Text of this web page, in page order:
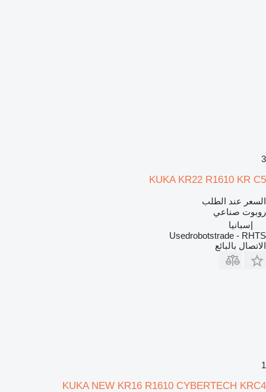
3
KUKA KR22 R1610 KR C5
السعر عند الطلب
روبوت صناعي
إسبانيا
Usedrobotstrade - RHTS
الاتصال بالبائع
1
KUKA NEW KR16 R1610 CYBERTECH KRC4